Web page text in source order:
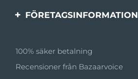
Produktregistrering
FÖRETAGSINFORMATION
Affiliateprogram
Affiliate-nyheter
100% säker betalning
Recensioner från Bazaarvoice